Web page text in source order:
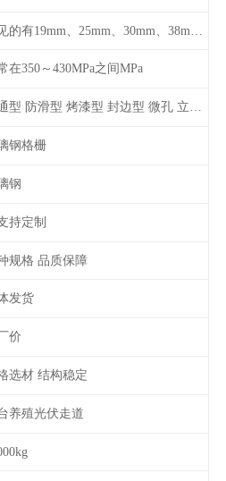
在350～430MPa之间MPa
普通型 防滑型 ‌烤漆型 封边型 ‌微孔 立体 加砂覆面型 平面型
钢格栅
钢
持定制
规格 品质保障
发货
价
选材 结构稳定
养殖光伏走道